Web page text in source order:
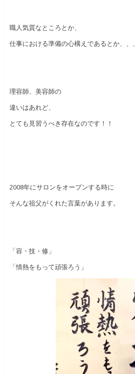
職人気質なところとか、
仕事における準備の心構えであるとか、、、
理容師、美容師の
違いはあれど、
とても見習うべき存在なのです！！
2008年にサロンをオープンする時に
そんな祖父がくれた言葉があります。
「容・技・修」
「情熱をもって頑張ろう」